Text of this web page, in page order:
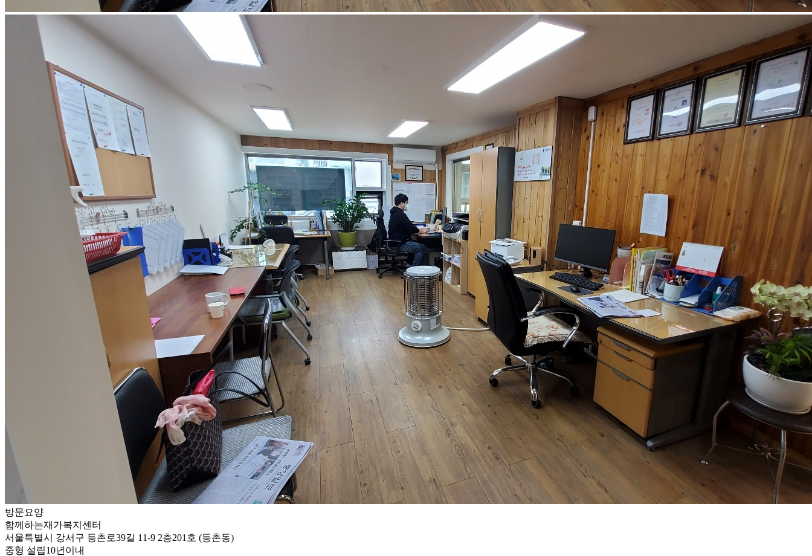
방문요양
함께하는재가복지센터
서울특별시 강서구 등촌로39길 11-9 2층201호 (등촌동)
중형 설립10년이내